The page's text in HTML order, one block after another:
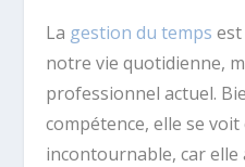
La gestion du temps
notre vie quotidienne,
professionnel actuel.
compétence, elle se
incontournable, car